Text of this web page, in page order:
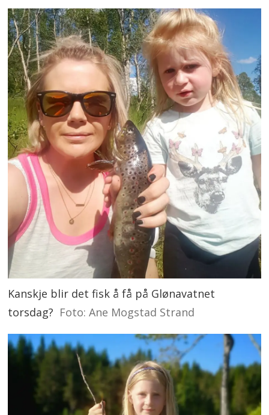
Kanskje blir det fisk å få på Glønavatnet
torsdag? Foto: Ane Mogstad Strand